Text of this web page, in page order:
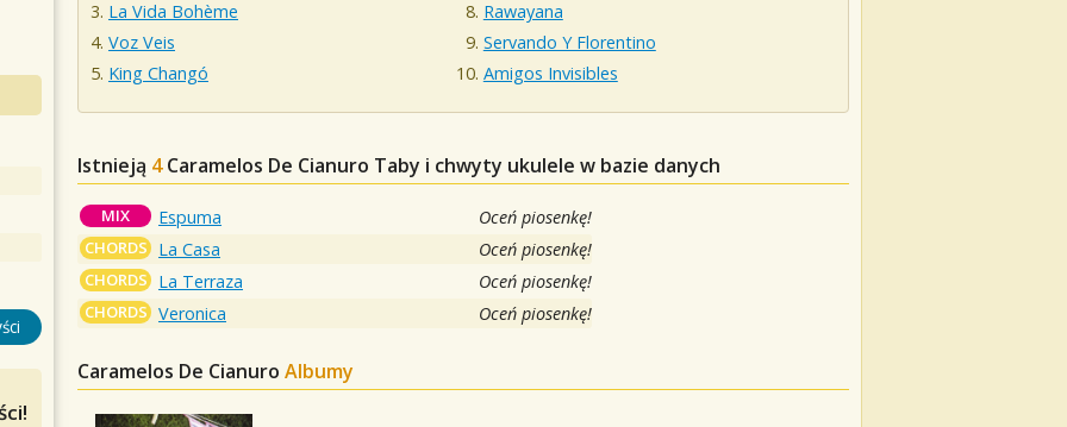
La Vida Bohème
Voz Veis
King Changó
Rawayana
Servando Y Florentino
Amigos Invisibles
Istnieją 4 Caramelos De Cianuro Taby i chwyty ukulele w bazie danych
MIX Espuma Oceń piosenkę!
CHORDS La Casa Oceń piosenkę!
CHORDS La Terraza Oceń piosenkę!
CHORDS Veronica Oceń piosenkę!
Caramelos De Cianuro Albumy